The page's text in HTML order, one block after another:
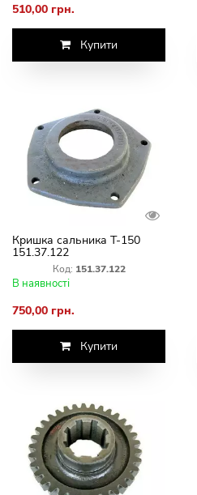
510,00 грн.
Купити
Кришка сальника Т-150
151.37.122
Код: 151.37.122
В наявності
750,00 грн.
Купити